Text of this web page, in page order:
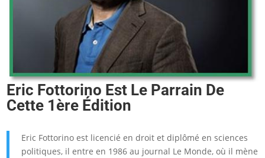
Eric Fottorino Est Le Parrain De
Cette 1ère Édition
Eric Fottorino est licencié en droit et diplômé en sciences
politiques, il entre en 1986 au journal Le Monde, où il mène